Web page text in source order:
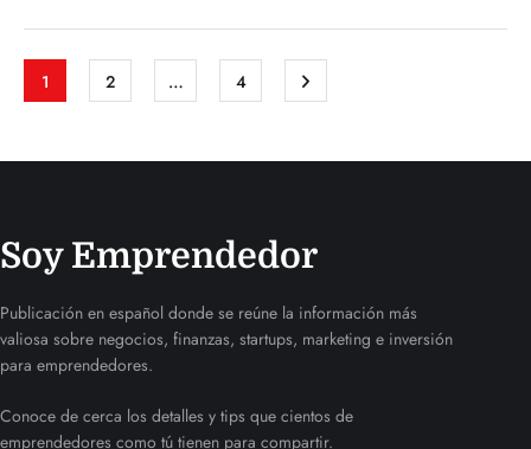
1 2 … 4
Soy Emprendedor
Publicación en español donde se reúne la información más
valiosa sobre negocios, finanzas, startups, marketing e inversión
para emprendedores.
Conoce de cerca los detalles y tips que cientos de
emprendedores como tú tienen para compartir.